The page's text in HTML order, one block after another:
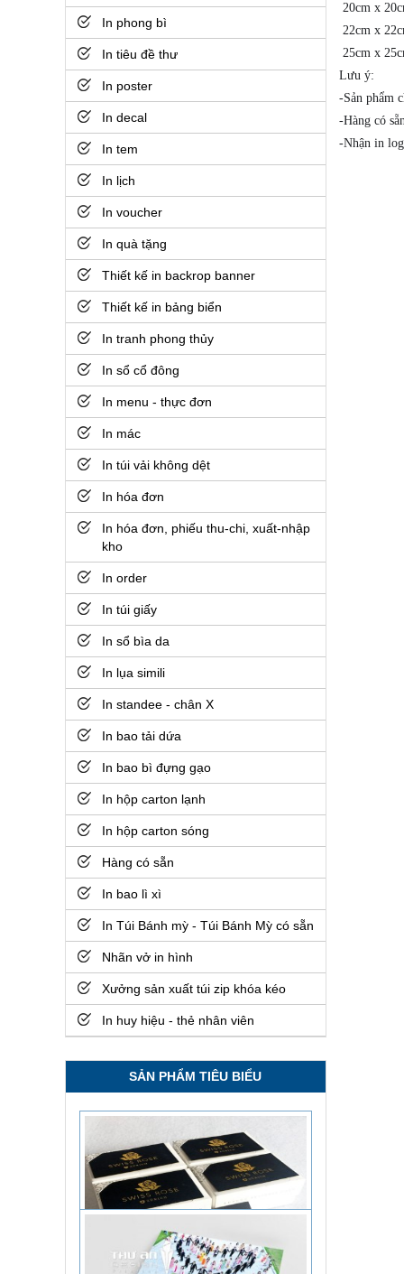
20cm x
22cm x
25cm x
Lưu ý:
-Sản phẩm
-Hàng có
-Nhận in
In phong bì
In tiêu đề thư
In poster
In decal
In tem
In lịch
In voucher
In quà tặng
Thiết kế in backrop banner
Thiết kế in bảng biển
In tranh phong thủy
In sổ cổ đông
In menu - thực đơn
In mác
In túi vải không dệt
In hóa đơn
In hóa đơn, phiếu thu-chi, xuất-nhập
kho
In order
In túi giấy
In sổ bìa da
In lụa simili
In standee - chân X
In bao tải dứa
In bao bì đựng gạo
In hộp carton lạnh
In hộp carton sóng
Hàng có sẵn
In bao lì xì
In Túi Bánh mỳ - Túi Bánh Mỳ có sẵn
Nhãn vở in hình
Xưởng sản xuất túi zip khóa kéo
In huy hiệu - thẻ nhân viên
SẢN PHẨM TIÊU BIỂU
Xem chi tiết
In card giá rẻ lấy ngay Đống Đa
Xem chi tiết